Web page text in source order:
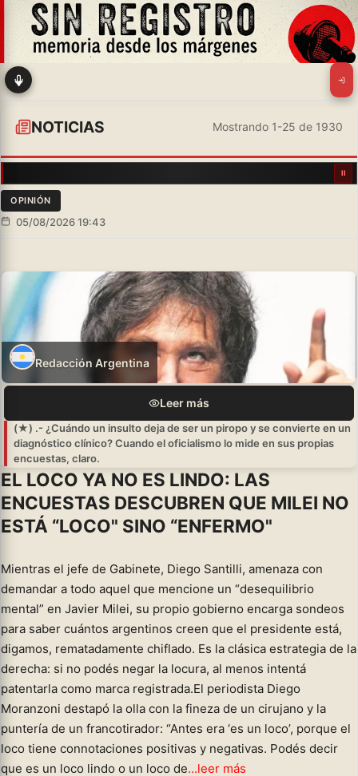
NOTICIAS Mostrando 1-25 de 1930
OPINIÓN
05/08/2026 19:43
Redacción Argentina
Leer más
(★) .- ¿Cuándo un insulto deja de ser un piropo y se convierte en un
diagnóstico clínico? Cuando el oficialismo lo mide en sus propias
encuestas, claro.
EL LOCO YA NO ES LINDO: LAS
ENCUESTAS DESCUBREN QUE MILEI NO
ESTÁ “LOCO" SINO “ENFERMO"
Mientras el jefe de Gabinete, Diego Santilli, amenaza con
demandar a todo aquel que mencione un “desequilibrio
mental” en Javier Milei, su propio gobierno encarga sondeos
para saber cuántos argentinos creen que el presidente está,
digamos, rematadamente chiflado. Es la clásica estrategia de la
derecha: si no podés negar la locura, al menos intentá
patentarla como marca registrada.El periodista Diego
Moranzoni destapó la olla con la fineza de un cirujano y la
puntería de un francotirador: “Antes era ‘es un loco’, porque el
loco tiene connotaciones positivas y negativas. Podés decir
que es un loco lindo o un loco de...leer más